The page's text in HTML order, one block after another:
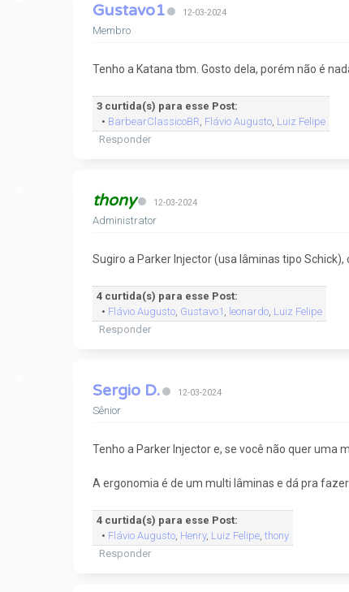
Gustavo1 12-03-2024
Membro
Tenho a Katana tbm. Gosto dela, porém não é
3 curtida(s) para esse Post:
• BarbearClassicoBR, Flávio Augusto, Luiz Felipe
Responder
thony 12-03-2024
Administrator
Sugiro a Parker Injector (usa lâminas tipo
4 curtida(s) para esse Post:
• Flávio Augusto, Gustavo1 , leonardo, Luiz Felipe
Responder
Sergio D. 12-03-2024
Sênior
Tenho a Parker Injector e, se você não quer uma
A ergonomia é de um multi lâminas e dá pra
4 curtida(s) para esse Post:
• Flávio Augusto, Henry, Luiz Felipe, thony
Responder